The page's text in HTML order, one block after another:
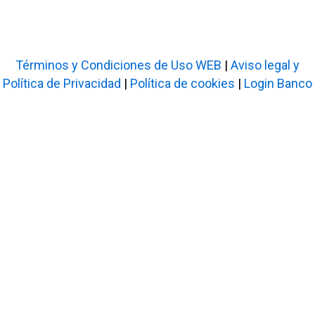
Términos y Condiciones de Uso WEB | Aviso legal y
Política de Privacidad | Política de cookies | Login Banco